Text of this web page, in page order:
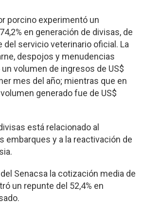
porcino experimentó un
en generación de divisas, de
del servicio veterinario oficial. La
despojos y menudencias
volumen de ingresos de US$
mes del año; mientras que en
generado fue de US$
está relacionado al
embarques y a la reactivación de
Senacsa la cotización media de
un repunte del 52,4% en